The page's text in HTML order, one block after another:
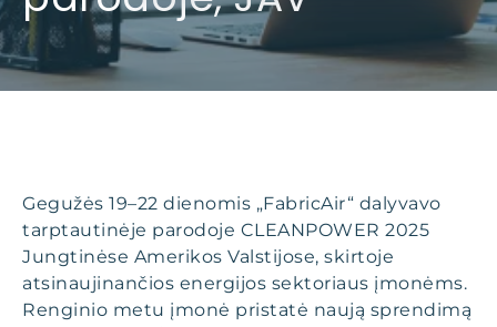
Gegužės 19–22 dienomis „FabricAir“ dalyvavo
tarptautinėje parodoje CLEANPOWER 2025
Jungtinėse Amerikos Valstijose, skirtoje
atsinaujinančios energijos sektoriaus įmonėms.
Renginio metu įmonė pristatė naują sprendimą